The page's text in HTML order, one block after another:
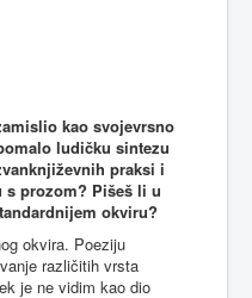
kao svojevrsno
ludičku sintezu
praksi i
s prozom? Pišeš li u
okviru?
okvira. Poeziju
različitih vrsta
je ne vidim kao dio